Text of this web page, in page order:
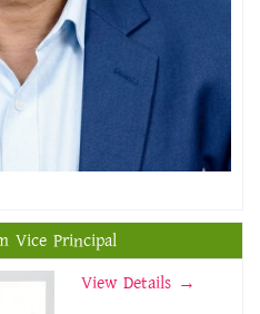
Vice Principal
View Details →